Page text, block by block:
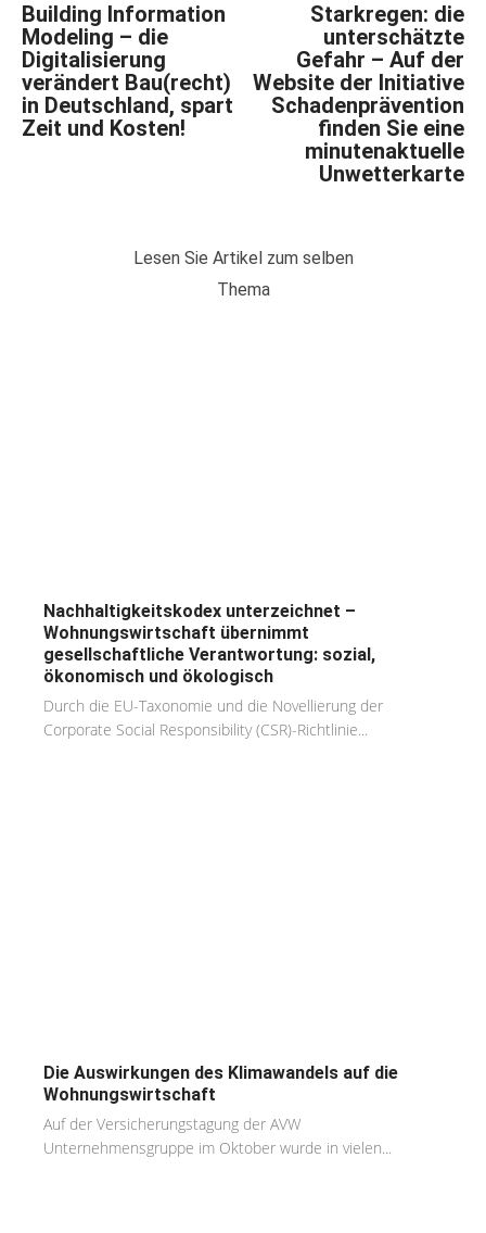
Building Information
Modeling – die
Digitalisierung
verändert Bau(recht)
in Deutschland, spart
Zeit und Kosten!
Starkregen: die
unterschätzte
Gefahr – Auf der
Website der Initiative
Schadenprävention
finden Sie eine
minutenaktuelle
Unwetterkarte
Lesen Sie Artikel zum selben
Thema
Nachhaltigkeitskodex unterzeichnet –
Wohnungswirtschaft übernimmt
gesellschaftliche Verantwortung: sozial,
ökonomisch und ökologisch
Durch die EU-Taxonomie und die Novellierung der
Corporate Social Responsibility (CSR)-Richtlinie...
Die Auswirkungen des Klimawandels auf die
Wohnungswirtschaft
Auf der Versicherungstagung der AVW
Unternehmensgruppe im Oktober wurde in vielen...